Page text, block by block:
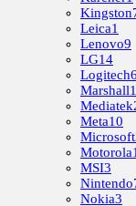
Kingston
Leica1
Lenovo9
LG14
Logitech6
Marshall1
Mediatek
Meta10
Microsoft
Motorola
MSI3
Nintendo
Nokia3